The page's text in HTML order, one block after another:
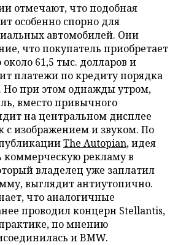
отмечают, что подобная
особенно спорно для
автомобилей. Они
что покупатель приобретает
61,5 тыс. долларов и
платежи по кредиту порядка
Но при этом однажды утром,
вместо привычного
на центральном дисплее
изображением и звуком. По
The Autopian, идея
коммерческую рекламу в
владелец уже заплатил
выглядит антиутопично.
что аналогичные
проводил концерн Stellantis,
по мнению
и BMW.